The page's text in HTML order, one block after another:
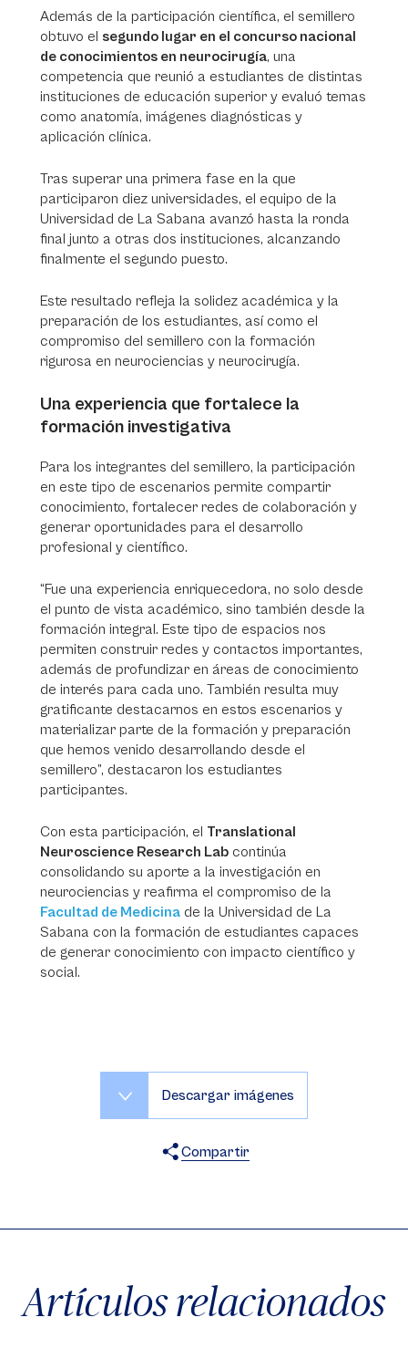
Además de la participación científica, el semillero
obtuvo el segundo lugar en el concurso nacional
de conocimientos en neurocirugía, una
competencia que reunió a estudiantes de distintas
instituciones de educación superior y evaluó temas
como anatomía, imágenes diagnósticas y
aplicación clínica.
Tras superar una primera fase en la que
participaron diez universidades, el equipo de la
Universidad de La Sabana avanzó hasta la ronda
final junto a otras dos instituciones, alcanzando
finalmente el segundo puesto.
Este resultado refleja la solidez académica y la
preparación de los estudiantes, así como el
compromiso del semillero con la formación
rigurosa en neurociencias y neurocirugía.
Una experiencia que fortalece la
formación investigativa
Para los integrantes del semillero, la participación
en este tipo de escenarios permite compartir
conocimiento, fortalecer redes de colaboración y
generar oportunidades para el desarrollo
profesional y científico.
“Fue una experiencia enriquecedora, no solo desde
el punto de vista académico, sino también desde la
formación integral. Este tipo de espacios nos
permiten construir redes y contactos importantes,
además de profundizar en áreas de conocimiento
de interés para cada uno. También resulta muy
gratificante destacarnos en estos escenarios y
materializar parte de la formación y preparación
que hemos venido desarrollando desde el
semillero”, destacaron los estudiantes
participantes.
Con esta participación, el Translational
Neuroscience Research Lab continúa
consolidando su aporte a la investigación en
neurociencias y reafirma el compromiso de la
Facultad de Medicina de la Universidad de La
Sabana con la formación de estudiantes capaces
de generar conocimiento con impacto científico y
social.
Descargar imágenes
Compartir
Artículos relacionados